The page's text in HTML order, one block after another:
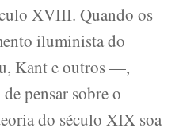
XVIII. Quando os
iluminista do
Kant e outros —,
pensar sobre o
do século XIX soa